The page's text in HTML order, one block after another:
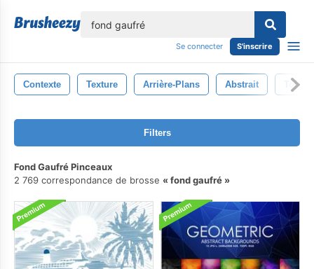
Se connecter S'inscrire
Contexte Texture Arrière-Plans Abstrait Toile
Filters
Fond Gaufré Pinceaux
2 769 correspondance de brosse
fond gaufré